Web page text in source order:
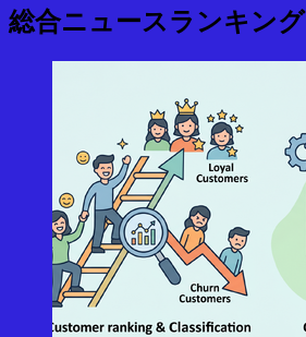
総合ニュースランキング